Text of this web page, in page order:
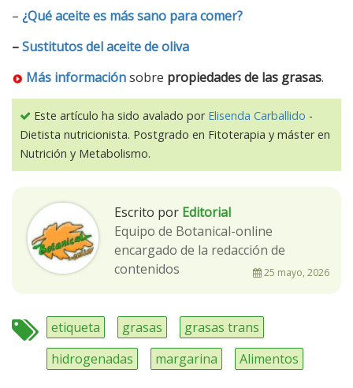
– ¿Qué aceite es más sano para comer?
–Sustitutos del aceite de oliva
Más informaciónsobre propiedades de las grasas.
Este artículo ha sido avalado por Elisenda Carballido -
Dietista nutricionista. Postgrado en Fitoterapia y máster en
Nutrición y Metabolismo.
Escrito por Editorial
Equipo de Botanical-online
encargado de la redacción de
contenidos
25 mayo, 2026
etiqueta grasas
grasas trans
hidrogenadas
margarina Alimentos